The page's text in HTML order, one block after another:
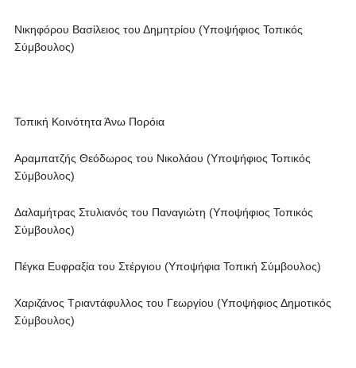
Νικηφόρου Βασίλειος του Δημητρίου (Υποψήφιος Τοπικός
Σύμβουλος)
Τοπική Κοινότητα Άνω Πορόια
Αραμπατζής Θεόδωρος του Νικολάου (Υποψήφιος Τοπικός
Σύμβουλος)
Δαλαμήτρας Στυλιανός του Παναγιώτη (Υποψήφιος Τοπικός
Σύμβουλος)
Πέγκα Ευφραξία του Στέργιου (Υποψήφια Τοπική Σύμβουλος)
Χαριζάνος Τριαντάφυλλος του Γεωργίου (Υποψήφιος Δημοτικός
Σύμβουλος)